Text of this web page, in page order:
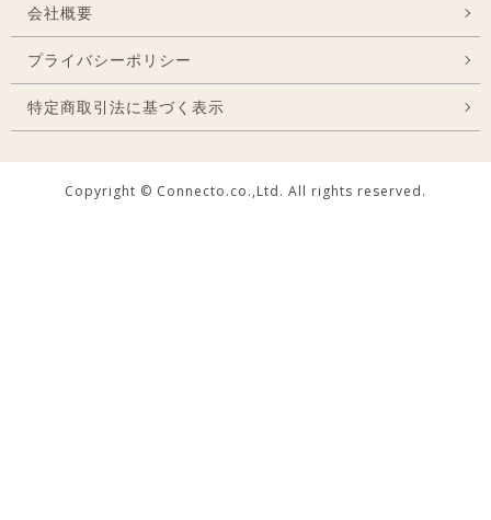
会社概要
プライバシーポリシー
特定商取引法に基づく表示
Copyright © Connecto.co.,Ltd. All rights reserved.